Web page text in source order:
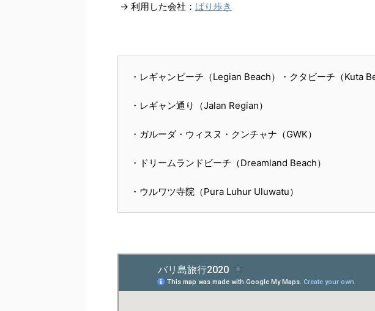
→ 利用した会社： ばり歩き
・レギャンビーチ（Legian Beach）・クタビーチ（Kuta
・レギャン通り（Jalan Regian）
・ガルーダ・ウィスヌ・クンチャナ（GWK）
・ドリームランドビーチ（Dreamland Beach）
・ウルワツ寺院（Pura Luhur Uluwatu）